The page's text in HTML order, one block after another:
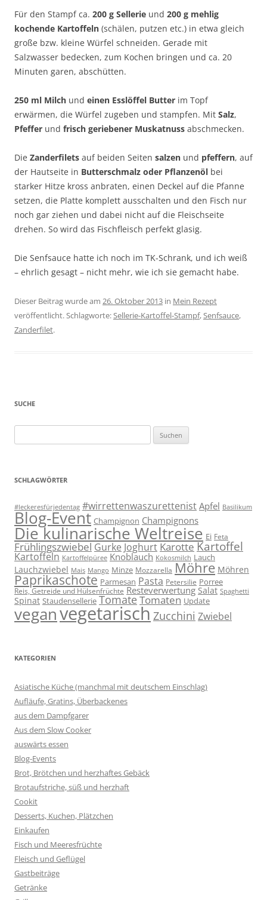
Für den Stampf ca. 200 g Sellerie und 200 g mehlig
kochende Kartoffeln (schälen, putzen etc.) in etwa gleich
große bzw. kleine Würfel schneiden. Gerade mit
Salzwasser bedecken, zum Kochen bringen und ca. 20
Minuten garen, abschütten.
250 ml Milch und einen Esslöffel Butter im Topf
erwärmen, die Würfel zugeben und stampfen. Mit Salz,
Pfeffer und frisch geriebener Muskatnuss abschmecken.
Die Zanderfilets auf beiden Seiten salzen und pfeffern, auf
der Hautseite in Butterschmalz oder Pflanzenöl bei
starker Hitze kross anbraten, einen Deckel auf die Pfanne
setzen, die Platte komplett ausschalten und den Fisch nur
noch gar ziehen und dabei nicht auf die Fleischseite
drehen. So wird das Fischfleisch perfekt glasig.
Die Senfsauce hatte ich noch im TK-Schrank, und ich weiß
– ehrlich gesagt – nicht mehr, wie ich sie gemacht habe.
Dieser Beitrag wurde am 26. Oktober 2013 in Mein Rezept
veröffentlicht. Schlagworte:Sellerie-Kartoffel-Stampf,Senfsauce,
Zanderfilet.
SUCHE
nach:
SCHLAGWÖRTER
#leckeresfürjedentag #wirrettenwaszurettenist Apfel Basilikum
Blog-Event Champignon Champignons
Die kulinarische Weltreise Ei Feta
Frühlingszwiebel Gurke Joghurt Karotte Kartoffel
Kartoffeln Kartoffelpüree Knoblauch Kokosmilch Lauch
Lauchzwiebel Mais Mango Minze Mozzarella Möhre Möhren
Paprikaschote Parmesan Pasta Petersilie Porree
Reis, Getreide und Hülsenfrüchte Resteverwertung Salat Spaghetti
Spinat Staudensellerie TomateTomaten Update
veganvegetarisch Zucchini Zwiebel
KATEGORIEN
Asiatische Küche (manchmal mit deutschem Einschlag)
Aufläufe, Gratins, Überbackenes
aus dem Dampfgarer
Aus dem Slow Cooker
auswärts essen
Blog-Events
Brot, Brötchen und herzhaftes Gebäck
Brotaufstriche, süß und herzhaft
Cookit
Desserts, Kuchen, Plätzchen
Einkaufen
Fisch und Meeresfrüchte
Fleisch und Geflügel
Gastbeiträge
Getränke